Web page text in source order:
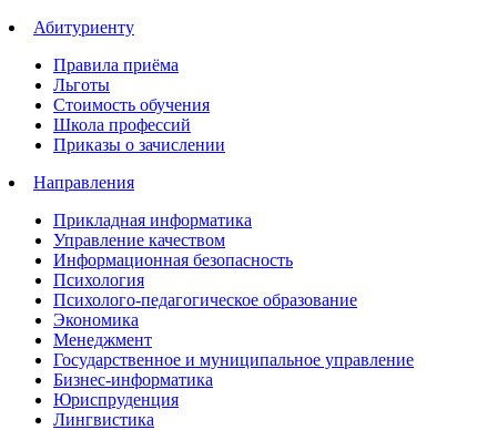
Абитуриенту
Правила приёма
Льготы
Стоимость обучения
Школа профессий
Приказы о зачислении
Направления
Прикладная информатика
Управление качеством
Информационная безопасность
Психология
Психолого-педагогическое образование
Экономика
Менеджмент
Государственное и муниципальное управление
Бизнес-информатика
Юриспруденция
Лингвистика